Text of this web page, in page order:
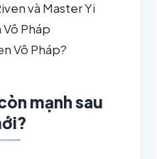
và Master Yi
Vô Pháp
Vô Pháp?
mạnh sau